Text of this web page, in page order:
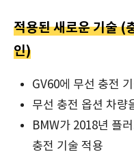
적용된 새로운 기술 (
인)
GV60에 무선 충전
무선 충전 옵션 차량
BMW가 2018년 플
충전 기술 적용